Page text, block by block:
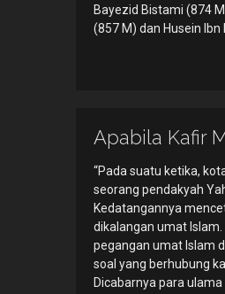
Bayezid Bistami (874
(857 M) dan Husein
Apabila Kafir
“Pada suatu ketika,
seorang pendakyah
Kedatangannya
dikalangan umat
pegangan umat Islam
soal yang berhubung
Dicabarnya para